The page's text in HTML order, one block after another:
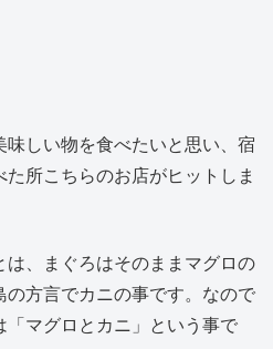
しい物を食べたいと思い、宿
所こちらのお店がヒットしま
は、まぐろはそのままマグロの
方言でカニの事です。なので
「マグロとカニ」という事で